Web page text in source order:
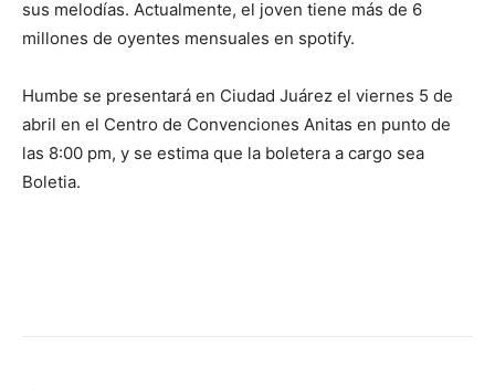
sus melodías. Actualmente, el joven tiene más de 6
millones de oyentes mensuales en spotify.
Humbe se presentará en Ciudad Juárez el viernes 5 de
abril en el Centro de Convenciones Anitas en punto de
las 8:00 pm, y se estima que la boletera a cargo sea
Boletia.